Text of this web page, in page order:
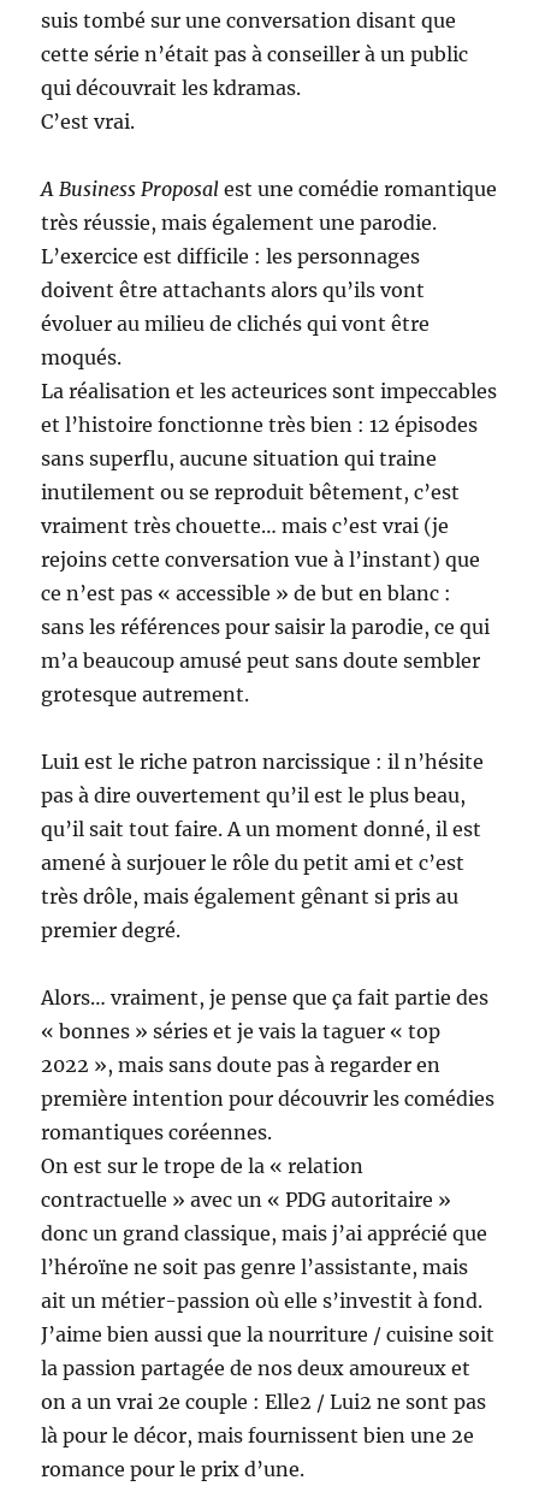
suis tombé sur une conversation disant que
cette série n’était pas à conseiller à un public
qui découvrait les kdramas.
C’est vrai.
A Business Proposal est une comédie romantique
très réussie, mais également une parodie.
L’exercice est difficile : les personnages
doivent être attachants alors qu’ils vont
évoluer au milieu de clichés qui vont être
moqués.
La réalisation et les acteurices sont impeccables
et l’histoire fonctionne très bien : 12 épisodes
sans superflu, aucune situation qui traine
inutilement ou se reproduit bêtement, c’est
vraiment très chouette… mais c’est vrai (je
rejoins cette conversation vue à l’instant) que
ce n’est pas « accessible » de but en blanc :
sans les références pour saisir la parodie, ce qui
m’a beaucoup amusé peut sans doute sembler
grotesque autrement.
Lui1 est le riche patron narcissique : il n’hésite
pas à dire ouvertement qu’il est le plus beau,
qu’il sait tout faire. A un moment donné, il est
amené à surjouer le rôle du petit ami et c’est
très drôle, mais également gênant si pris au
premier degré.
Alors… vraiment, je pense que ça fait partie des
« bonnes » séries et je vais la taguer « top
2022 », mais sans doute pas à regarder en
première intention pour découvrir les comédies
romantiques coréennes.
On est sur le trope de la « relation
contractuelle » avec un « PDG autoritaire »
donc un grand classique, mais j’ai apprécié que
l’héroïne ne soit pas genre l’assistante, mais
ait un métier-passion où elle s’investit à fond.
J’aime bien aussi que la nourriture / cuisine soit
la passion partagée de nos deux amoureux et
on a un vrai 2e couple : Elle2 / Lui2 ne sont pas
là pour le décor, mais fournissent bien une 2e
romance pour le prix d’une.